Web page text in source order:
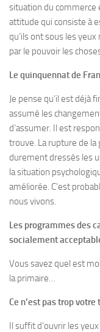
situation du commerce
attitude qui consiste à
qu’ils ont sous les
par le pouvoir les
Le quinquennat de
Je pense qu’il est déjà
assumé les
d’assumer. Il est
trouve. La rupture de
durement dressés les
la situation
améliorée. C’est
nous vivons.
Les programmes des
socialement
Vous savez quel est
la primaire…
Ce n’est pas trop
Il suffit d’ouvrir les